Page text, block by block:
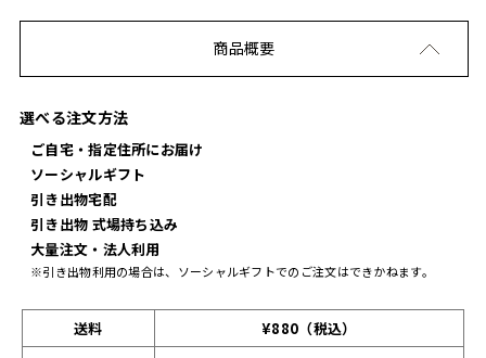
商品概要
選べる注文方法
ご自宅・指定住所にお届け
ソーシャルギフト
引き出物宅配
引き出物 式場持ち込み
大量注文・法人利用
※引き出物利用の場合は、ソーシャルギフトでのご注文はできかねます。
送料
¥880（税込）